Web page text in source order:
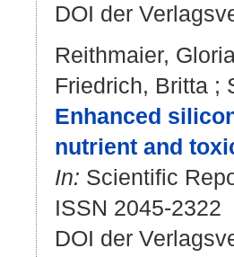
DOI der
Reithmaier,
Friedrich, Britta ;
Enhanced
nutrient and
In: Scientific
ISSN 2045-2322
DOI der